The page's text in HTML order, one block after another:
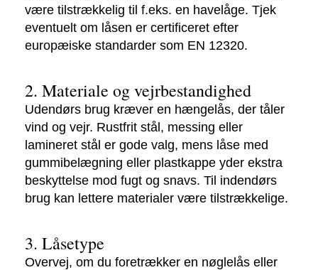
være tilstrækkelig til f.eks. en havelåge. Tjek
eventuelt om låsen er certificeret efter
europæiske standarder som EN 12320.
2. Materiale og vejrbestandighed
Udendørs brug kræver en hængelås, der tåler
vind og vejr. Rustfrit stål, messing eller
lamineret stål er gode valg, mens låse med
gummibelægning eller plastkappe yder ekstra
beskyttelse mod fugt og snavs. Til indendørs
brug kan lettere materialer være tilstrækkelige.
3. Låsetype
Overvej, om du foretrækker en nøglelås eller